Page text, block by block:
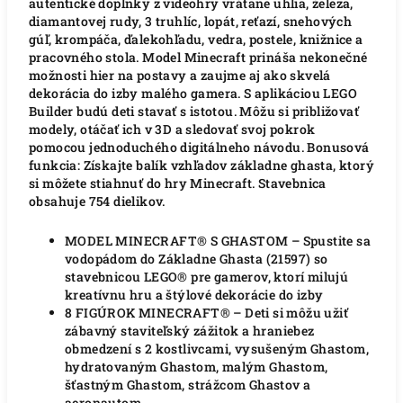
diamantovej rudy, 3 truhlíc, lopát, reťazí, snehových
gúľ, krompáča, ďalekohľadu, vedra, postele, knižnice a
pracovného stola. Model Minecraft prináša nekonečné
možnosti hier na postavy a zaujme aj ako skvelá
dekorácia do izby malého gamera. S aplikáciou LEGO
Builder budú deti stavať s istotou. Môžu si približovať
modely, otáčať ich v 3D a sledovať svoj pokrok
pomocou jednoduchého digitálneho návodu. Bonusová
funkcia: Získajte balík vzhľadov základne ghasta, ktorý
si môžete stiahnuť do hry Minecraft. Stavebnica
obsahuje 754 dielikov.
MODEL MINECRAFT® S GHASTOM – Spustite sa
vodopádom do Základne Ghasta (21597) so
stavebnicou LEGO® pre gamerov, ktorí milujú
kreatívnu hru a štýlové dekorácie do izby
8 FIGÚROK MINECRAFT® – Deti si môžu užiť
zábavný staviteľský zážitok a hraniebez
obmedzení s 2 kostlivcami, vysušeným Ghastom,
hydratovaným Ghastom, malým Ghastom,
šťastným Ghastom, strážcom Ghastov a